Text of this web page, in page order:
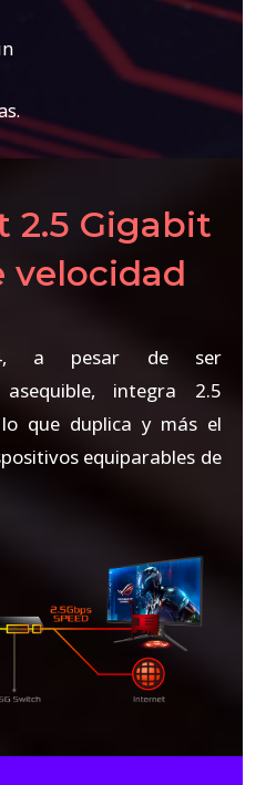
2.5 Gigabit
velocidad
a pesar de ser
asequible, integra 2.5
que duplica y más el
equiparables de